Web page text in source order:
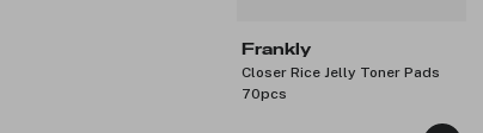
Frankly
Closer Rice Jelly Toner Pads
70pcs